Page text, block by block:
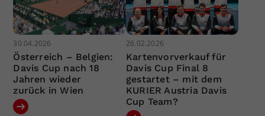
30.04.2026
Österreich – Belgien:
Davis Cup nach 18
Jahren wieder
zurück in Wien
26.02.2026
Kartenvorverkauf für
Davis Cup Final 8
gestartet – mit dem
KURIER Austria Davis
Cup Team?